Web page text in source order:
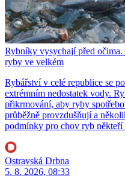
Rybníky vysychají před
ryby ve velkém
Rybářství v celé republice se
extrémním nedostatek vody.
přikrmování, aby ryby
průběžně provzdušňují a
podmínky pro chov ryb někteří
Ostravská Drbna
5. 8. 2026, 08:33